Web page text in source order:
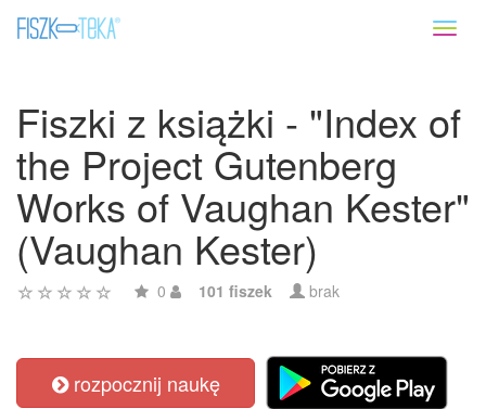
Fiszki z książki - "Index of
the Project Gutenberg
Works of Vaughan Kester"
(Vaughan Kester)
0 101 fiszek brak
rozpocznij naukę